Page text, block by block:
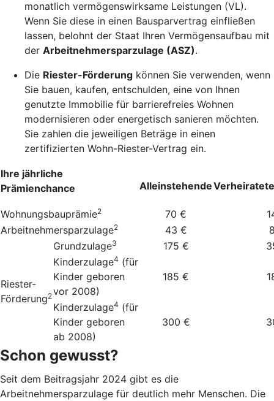
monatlich vermögenswirksame Leistungen (VL).
Wenn Sie diese in einen Bausparvertrag einfließen
lassen, belohnt der Staat Ihren Vermögensaufbau mit
der Arbeitnehmersparzulage (ASZ).
Die Riester-Förderung können Sie verwenden, wenn
Sie bauen, kaufen, entschulden, eine von Ihnen
genutzte Immobilie für barrierefreies Wohnen
modernisieren oder energetisch sanieren möchten.
Sie zahlen die jeweiligen Beträge in einen
zertifizierten Wohn-Riester-Vertrag ein.
Ihre jährliche
Prämienchance
Alleinstehende
Wohnungsbauprämie2 70 €
Arbeitnehmersparzulage2 43 €
Riester-
Förderung2
Grundzulage3 175 €
Kinderzulage4 (für
Kinder geboren
vor 2008)
185 €
Kinderzulage4 (für
Kinder geboren
ab 2008)
300 €
Schon gewusst?
Seit dem Beitragsjahr 2024 gibt es die
Arbeitnehmersparzulage für deutlich mehr Menschen. Die